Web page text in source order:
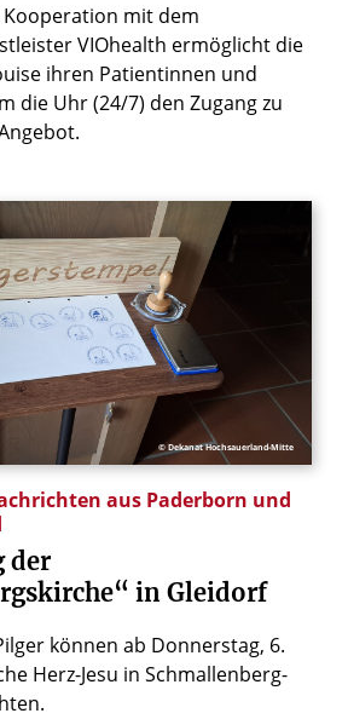
mit dem
VIOhealth ermöglicht die
ihren Patientinnen und
die Uhr (24/7) den Zugang zu
© Dekanat Hochsauerland-Mitte
aus Paderborn und
der
in Gleidorf
können ab Donnerstag, 6.
Herz-Jesu in Schmallenberg-